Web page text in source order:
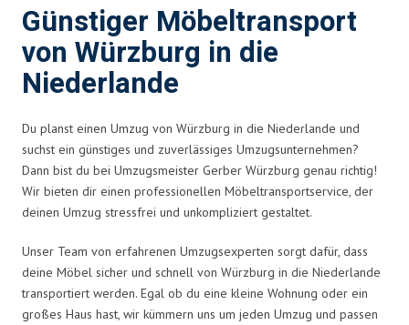
Günstiger Möbeltransport
von Würzburg in die
Niederlande
Du planst einen Umzug von Würzburg in die Niederlande und
suchst ein günstiges und zuverlässiges Umzugsunternehmen?
Dann bist du bei Umzugsmeister Gerber Würzburg genau richtig!
Wir bieten dir einen professionellen Möbeltransportservice, der
deinen Umzug stressfrei und unkompliziert gestaltet.
Unser Team von erfahrenen Umzugsexperten sorgt dafür, dass
deine Möbel sicher und schnell von Würzburg in die Niederlande
transportiert werden. Egal ob du eine kleine Wohnung oder ein
großes Haus hast, wir kümmern uns um jeden Umzug und passen